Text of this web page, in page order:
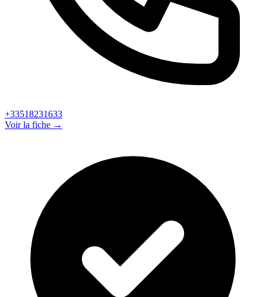
+33518231633
Voir la fiche →